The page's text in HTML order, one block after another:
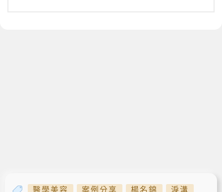
醫學美容 案例分享 楊名錦
淚溝